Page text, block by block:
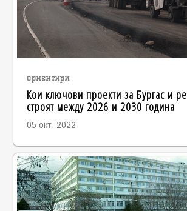
ориентири
Кои ключови проекти за Бургас и
строят между 2026 и 2030 година
05 окт. 2022